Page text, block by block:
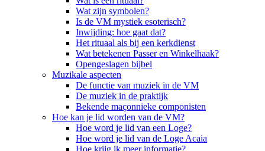
Wat zijn symbolen?
Is de VM mystiek esoterisch?
Inwijding: hoe gaat dat?
Het rituaal als bij een kerkdienst
Wat betekenen Passer en Winkelhaak?
Opengeslagen bijbel
Muzikale aspecten
De functie van muziek in de VM
De muziek in de praktijk
Bekende maçonnieke componisten
Hoe kan je lid worden van de VM?
Hoe word je lid van een Loge?
Hoe word je lid van de Loge Acaia
Hoe krijg ik meer informatie?